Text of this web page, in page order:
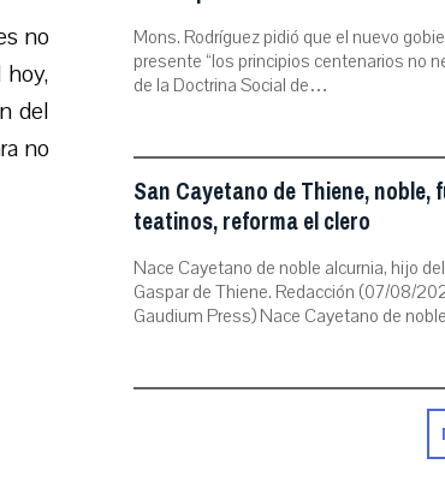
no
hoy,
del
no
Mons. Rodríguez pidió que el nuevo
presente “los principios centenarios no
de la Doctrina Social de…
San Cayetano de Thiene, noble,
teatinos, reforma el clero
Nace Cayetano de noble alcurnia, hijo
Gaspar de Thiene. Redacción (07/08/
Gaudium Press) Nace Cayetano de